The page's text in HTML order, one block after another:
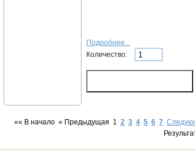
Подробнее...
Количество:
«« В начало « Предыдущая 1 2 3 4 5 6 7